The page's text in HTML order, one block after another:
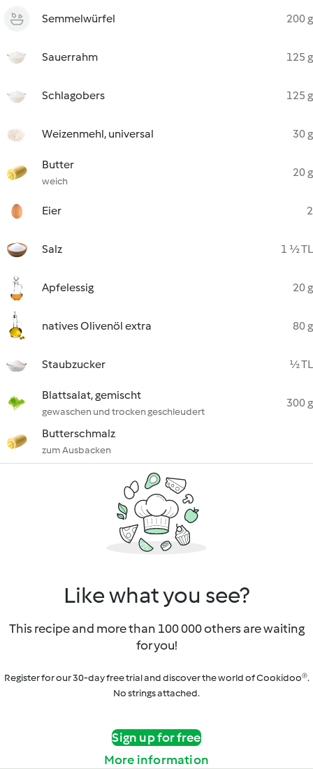
Semmelwürfel 200 g
Sauerrahm 125 g
Schlagobers 125 g
Weizenmehl, universal 30 g
Butter
weich
20 g
Eier 2
Salz 1 ½ TL
Apfelessig 20 g
natives Olivenöl extra 80 g
Staubzucker ½ TL
Blattsalat, gemischt
gewaschen und trocken geschleudert
300 g
Butterschmalz
zum Ausbacken
Like what you see?
This recipe and more than 100 000 others are waiting
for you!
Register for our 30-day free trial and discover the world of Cookidoo®.
No strings attached.
Sign up for free
More information